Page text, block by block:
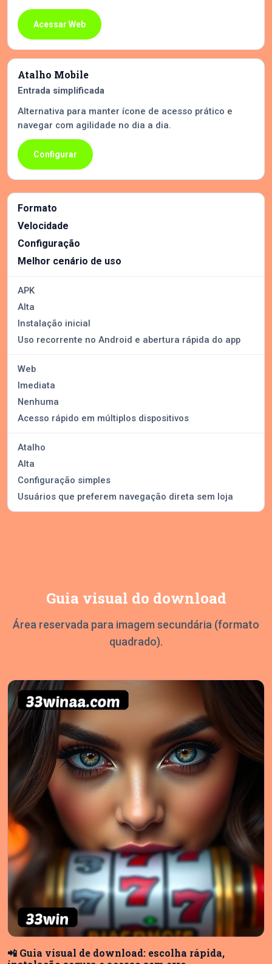
Acessar Web
Atalho Mobile
Entrada simplificada
Alternativa para manter ícone de acesso prático e
navegar com agilidade no dia a dia.
Configurar
Formato
Velocidade
Configuração
Melhor cenário de uso
APK
Alta
Instalação inicial
Uso recorrente no Android e abertura rápida do app
Web
Imediata
Nenhuma
Acesso rápido em múltiplos dispositivos
Atalho
Alta
Configuração simples
Usuários que preferem navegação direta sem loja
Guia visual do download
Área reservada para imagem secundária (formato
quadrado).
📲 Guia visual de download: escolha rápida,